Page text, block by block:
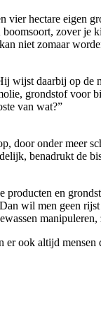
hectare
zover
niet zomaar
daarbij op
grondstof
van wat?”
door onder
benadrukt de
en
wil men geen
ook altijd